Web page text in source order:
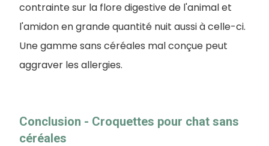
contrainte sur la flore digestive de l'animal et
l'amidon en grande quantité nuit aussi à celle-ci.
Une gamme sans céréales mal conçue peut
aggraver les allergies.
Conclusion - Croquettes pour chat sans
céréales